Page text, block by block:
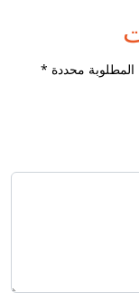
المطلوبة محددة *